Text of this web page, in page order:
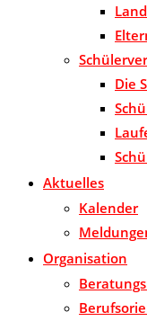
Die
Aktuelles
Kalender
Organisation